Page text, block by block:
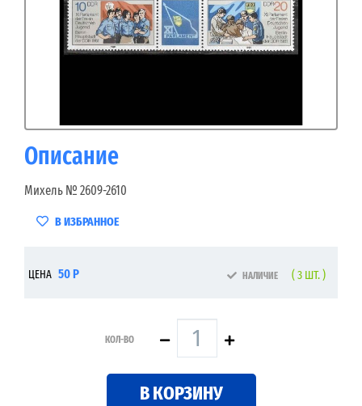
Описание
Михель № 2609-2610
В ИЗБРАННОЕ
ЦЕНА 50 Р НАЛИЧИЕ ( 3 ШТ. )
КОЛ-ВО
В КОРЗИНУ